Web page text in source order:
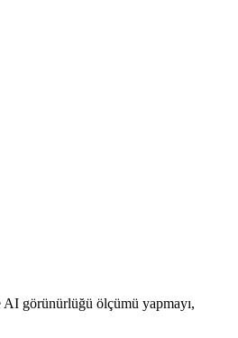
AI görünürlüğü ölçümü yapmayı,